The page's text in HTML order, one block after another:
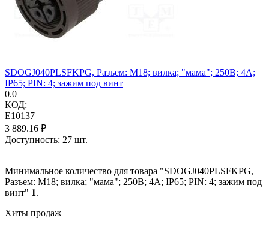
SDOGJ040PLSFKPG, Разъем: M18; вилка; "мама"; 250В; 4А;
IP65; PIN: 4; зажим под винт
0.0
КОД:
E10137
3 889.16 ₽
Доступность: 27 шт.
Минимальное количество для товара "SDOGJ040PLSFKPG,
Разъем: M18; вилка; "мама"; 250В; 4А; IP65; PIN: 4; зажим под
винт" 1.
Хиты продаж